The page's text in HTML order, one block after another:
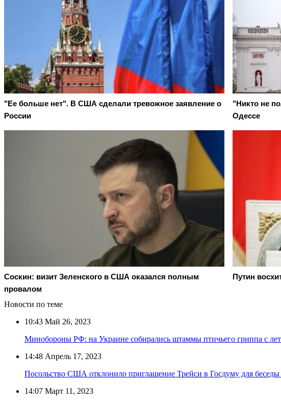
"Ее больше нет". В США сделали тревожное заявление о
России
"Никто не
Одессе
Соскин: визит Зеленского в США оказался полным
провалом
Путин
Новости по теме
10:43 Май 26, 2023
Минобороны РФ: на Украине собирались штаммы птичьего гриппа с
14:48 Апрель 17, 2023
Посольство США отклонило приглашение Трейси в Госдуму для беседы
14:07 Март 11, 2023